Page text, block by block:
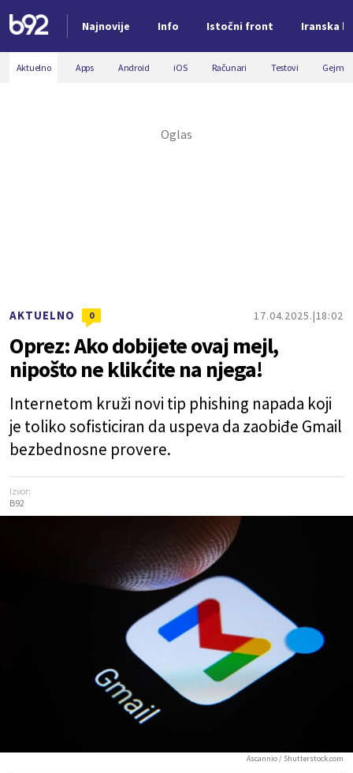
Najnovije Info Istočni front Iranska
Nova vest
Aktuelno Apps Android iOS Računari Testovi
AKTUELNO 0 17.04.2025. 18:02
Oprez: Ako dobijete ovaj mejl,
nipošto ne klikćite na njega!
Internetom kruži novi tip phishing napada koji
je toliko sofisticiran da uspeva da zaobiđe Gmail
bezbednosne provere.
Izvor:
B92
Ascannio / Shutterstock.com